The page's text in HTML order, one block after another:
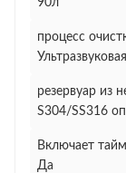
90л
процесс
резервуар из
S304/SS316
Включает
Да